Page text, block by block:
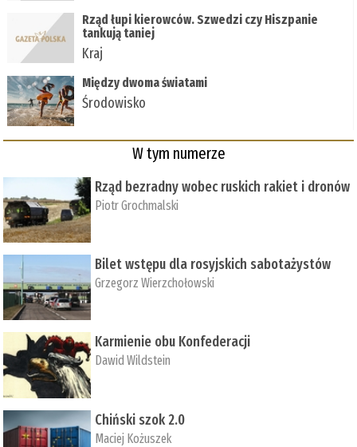
Rząd łupi kierowców. Szwedzi czy Hiszpanie
tankują taniej
Kraj
Między dwoma światami
Środowisko
W tym numerze
Rząd bezradny wobec ruskich rakiet i dronów
Piotr Grochmalski
Bilet wstępu dla rosyjskich sabotażystów
Grzegorz Wierzchołowski
Karmienie obu Konfederacji
Dawid Wildstein
Chiński szok 2.0
Maciej Kożuszek